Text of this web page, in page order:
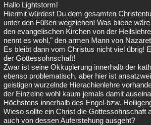
Hallo Lightstorm!
Hiermit würdest Du dem gesamten
unter den Füßen wegziehen! Was bliebe
den evangelischen Kirchen von der
nennt es wohl," den armen Mann von
Es bleibt dann vom Christus nicht viel übrig!
der Gottessohnschaft!
Zwar ist seine Okkupierung innerhalb der
ebenso problematisch, aber hier ist
geistigen wurzelnde Hierachienlehre
der Einzelne wohl kaum jemals damit
Höchstens innerhalb des Engel-bzw.
Wieso sollte ein Christ die Gottessohnschaft
auch von dessen Auferstehung ausgeht?